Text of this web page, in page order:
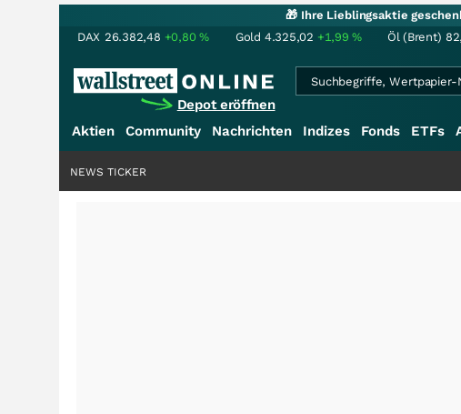
🎁 Ihre Lieblingsaktie
DAX 26.382,48 +0,80% Gold 4.325,02 +1,99% Öl (Brent)
Depot eröffnen
Aktien Community Nachrichten Indizes Fonds ETFs
NEWS TICKER